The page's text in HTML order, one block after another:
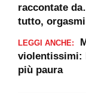
raccontate
tutto,
LEGGI ANCHE:
violentissimi:
più paura